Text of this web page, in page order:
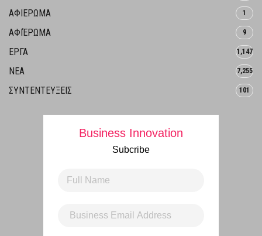
ΑΦΙΕΡΩΜΑ 1
ΑΦΙΈΡΩΜΑ 9
ΕΡΓΑ 1,147
ΝΕΑ 7,255
ΣΥΝΤΕΝΤΕΥΞΕΙΣ 101
Business Innovation
Subcribe